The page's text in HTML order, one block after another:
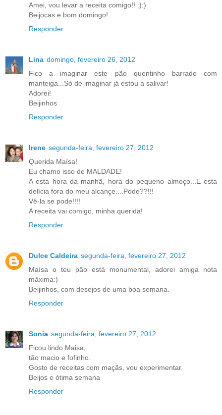
Amei, vou levar a receita comigo!! :):)
Beijocas e bom domingo!
Responder
Lina domingo, fevereiro 26, 2012
Fico a imaginar este pão quentinho barrado com
manteiga...Só de imaginar já estou a salivar!
Adorei!
Beijinhos
Responder
Irene segunda-feira, fevereiro 27, 2012
Querida Maísa!
Eu chamo isso de MALDADE!
A esta hora da manhã, hora do pequeno almoço...E esta
delícia fora do meu alcançe....Pode??!!!
Vê-la se pode!!!!
A receita vai comigo, minha querida!
Responder
Dulce Caldeira segunda-feira, fevereiro 27, 2012
Maísa o teu pão está monumental, adorei amiga nota
máxima:)
Beijinhos, com desejos de uma boa semana.
Responder
Sonia segunda-feira, fevereiro 27, 2012
Ficou lindo Maisa,
tão macio e fofinho.
Gosto de receitas com maçãs, vou experimentar.
Beijos e ótima semana
Responder